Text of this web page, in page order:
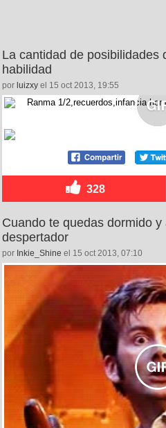
La cantidad de posibilidades
habilidad
por luizxy el 15 oct 2013, 19:55
328
Cuando te quedas dormido
despertador
por Inkie_Shine el 15 oct 2013, 07:10